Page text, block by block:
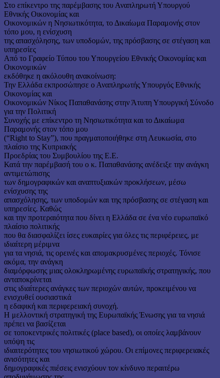
Στο επίκεντρο της παρέμβασης του Αναπληρωτή Υπουργού
Εθνικής Οικονομίας και
Οικονομικών η Νησιωτικότητα, το Δικαίωμα Παραμονής στον
τόπο μου, η ενίσχυση
της απασχόλησης, των υποδομών, της πρόσβασης σε στέγαση και
υπηρεσίες
Από το Γραφείο Τύπου του Υπουργείου Εθνικής Οικονομίας και
Οικονομικών
εκδόθηκε η ακόλουθη ανακοίνωση:
Την Ελλάδα εκπροσώπησε ο Αναπληρωτής Υπουργός Εθνικής
Οικονομίας και
Οικονομικών Νίκος Παπαθανάσης στην Άτυπη Υπουργική Σύνοδο
για την Πολιτική
Συνοχής με επίκεντρο τη Νησιωτικότητα και το Δικαίωμα
Παραμονής στον τόπο μου
(“Right to Stay”), που πραγματοποιήθηκε στη Λευκωσία, στο
πλαίσιο της Κυπριακής
Προεδρίας του Συμβουλίου της Ε.Ε.
Κατά την παρέμβασή του ο κ. Παπαθανάσης ανέδειξε την ανάγκη
αντιμετώπισης
των δημογραφικών και αναπτυξιακών προκλήσεων, μέσω
ενίσχυσης της
απασχόλησης, των υποδομών και της πρόσβασης σε στέγαση και
υπηρεσίες. Καθώς
και την προτεραιότητα που δίνει η Ελλάδα σε ένα νέο ευρωπαϊκό
πλαίσιο πολιτικής
που θα διασφαλίζει ίσες ευκαιρίες για όλες τις περιφέρειες, με
ιδιαίτερη μέριμνα
για τα νησιά, τις ορεινές και απομακρυσμένες περιοχές. Τόνισε
ακόμα, την ανάγκη
διαμόρφωσης μιας ολοκληρωμένης ευρωπαϊκής στρατηγικής, που
ανταποκρίνεται
στις ιδιαίτερες ανάγκες των περιοχών αυτών, προκειμένου να
ενισχυθεί ουσιαστικά
η εδαφική και περιφερειακή συνοχή.
Η μελλοντική στρατηγική της Ευρωπαϊκής Ένωσης για τα νησιά
πρέπει να βασίζεται
σε τοποκεντρικές πολιτικές (place based), οι οποίες λαμβάνουν
υπόψη τις
ιδιαιτερότητες του νησιωτικού χώρου. Οι επίμονες περιφερειακές
ανισότητες και
δημογραφικές πιέσεις ενισχύουν τον κίνδυνο περαιτέρω